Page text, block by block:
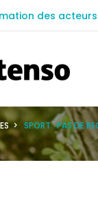
des
> SPORT : PAS DE